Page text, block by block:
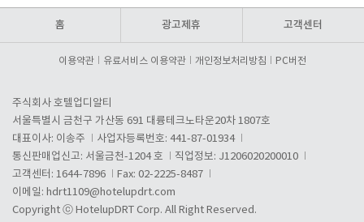
홈 광고제휴 고객센터
이용약관 유료서비스 이용약관 개인정보처리방침 PC버전
주식회사 호텔업디알티
서울특별시 금천구 가산동 691 대륭테크노타운20차 1807호
대표이사: 이송주
사업자등록번호: 441-87-01934
통신판매업신고: 서울금천-1204 호
직업정보: J1206020200010
고객센터: 1644-7896
Fax: 02-2225-8487
이메일: hdrt1109@hotelupdrt.com
Copyright ⓒ HotelupDRT Corp. All Right Reserved.